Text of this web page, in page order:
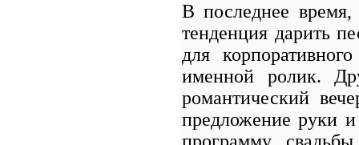
В последнее
тенденция дарить
для
именной ролик.
романтический
предложение руки